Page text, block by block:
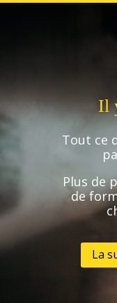
Il
Tout ce
Plus de
de
La